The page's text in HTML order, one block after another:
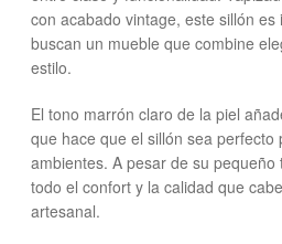
con acabado vintage, este sillón
buscan un mueble que combine
estilo.
El tono marrón claro de la piel
que hace que el sillón sea perfecto
ambientes. A pesar de su
todo el confort y la calidad que
artesanal.